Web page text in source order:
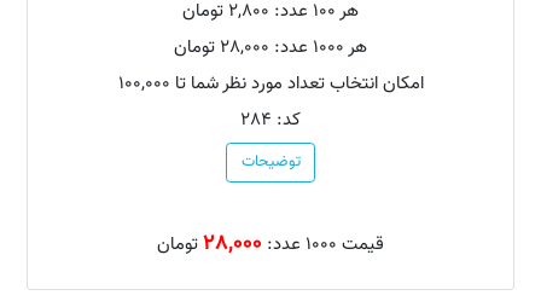
هر 100 عدد: 2,800 تومان
هر 1000 عدد: 28,000 تومان
امکان انتخاب تعداد مورد نظر شما تا 100,000
کد: 284
توضیحات
قیمت 1000 عدد: 28,000تومان